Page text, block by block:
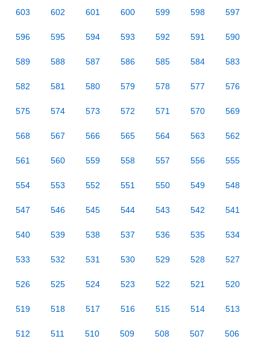
603 602 601 600 599 598 597
596 595 594 593 592 591 590
589 588 587 586 585 584 583
582 581 580 579 578 577 576
575 574 573 572 571 570 569
568 567 566 565 564 563 562
561 560 559 558 557 556 555
554 553 552 551 550 549 548
547 546 545 544 543 542 541
540 539 538 537 536 535 534
533 532 531 530 529 528 527
526 525 524 523 522 521 520
519 518 517 516 515 514 513
512 511 510 509 508 507 506